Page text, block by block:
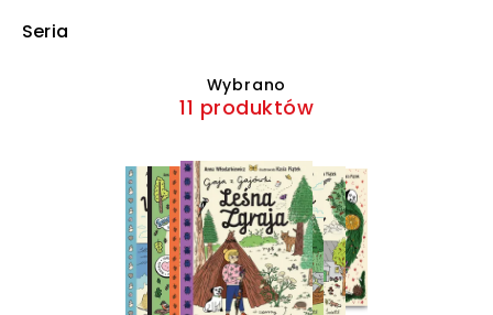
Seria
Wybrano
11 produktów